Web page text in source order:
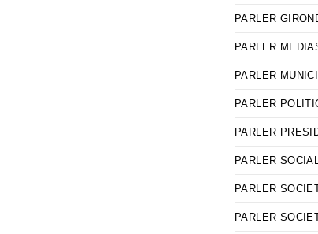
PARLER
PARLER
PARLER
PARLER
PARLER
PARLER
PARLER
PARLER